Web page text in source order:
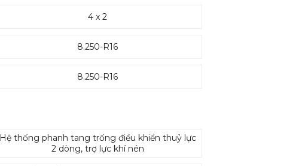
4 x 2
8.250-R16
8.250-R16
Hệ thống phanh tang trống điều khiển thuỷ lực
2 dòng, trợ lực khí nén